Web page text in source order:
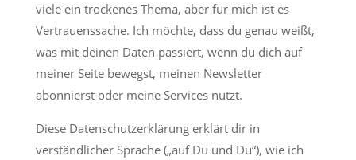
viele ein trockenes Thema, aber für mich ist es
Vertrauenssache. Ich möchte, dass du genau weißt,
was mit deinen Daten passiert, wenn du dich auf
meiner Seite bewegst, meinen Newsletter
abonnierst oder meine Services nutzt.
Diese Datenschutzerklärung erklärt dir in
verständlicher Sprache („auf Du und Du“), wie ich